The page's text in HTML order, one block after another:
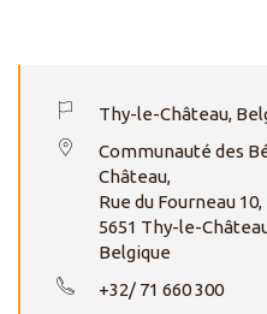
Thy-le-Château,
Communauté des
Château,
Rue du Fourneau 10,
5651 Thy-le-
Belgique
+32/ 71 660 300